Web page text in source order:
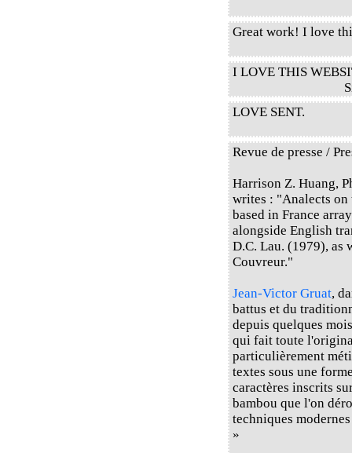
Great work! I love
I LOVE THIS
LOVE SENT.
Revue de presse /
Harrison Z. Huang,
writes : "Analects on
based in France
alongside English
D.C. Lau. (1979), as
Couvreur."
Jean-Victor Gruat,
battus et du
depuis quelques
qui fait toute
particulièrement
textes sous une
caractères inscrits
bambou que l'on
techniques
»